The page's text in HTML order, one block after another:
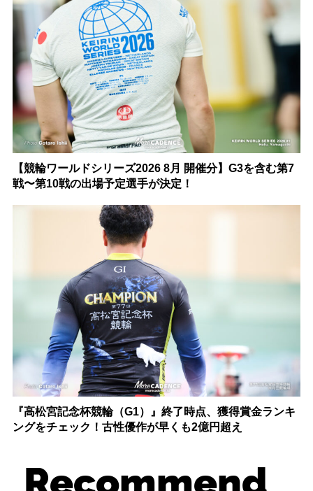
【競輪ワールドシリーズ2026 8月 開催分】G3を含む第7
戦〜第10戦の出場予定選手が決定！
『高松宮記念杯競輪（G1）』終了時点、獲得賞金ランキ
ングをチェック！古性優作が早くも2億円超え